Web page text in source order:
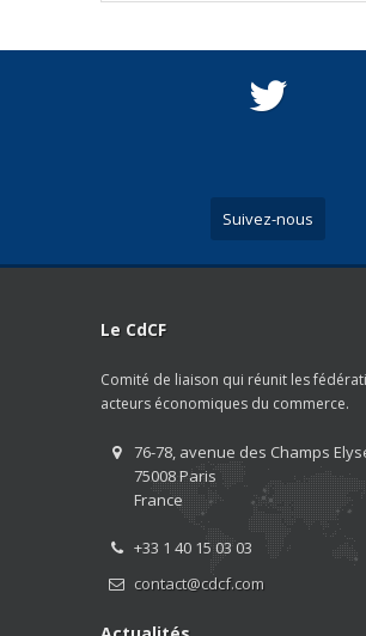
Suivez-nous
Le CdCF
Comité de liaison qui réunit les
acteurs économiques du commerce.
76-78, avenue des Champs
75008 Paris
France
+33 1 40 15 03 03
contact@cdcf.com